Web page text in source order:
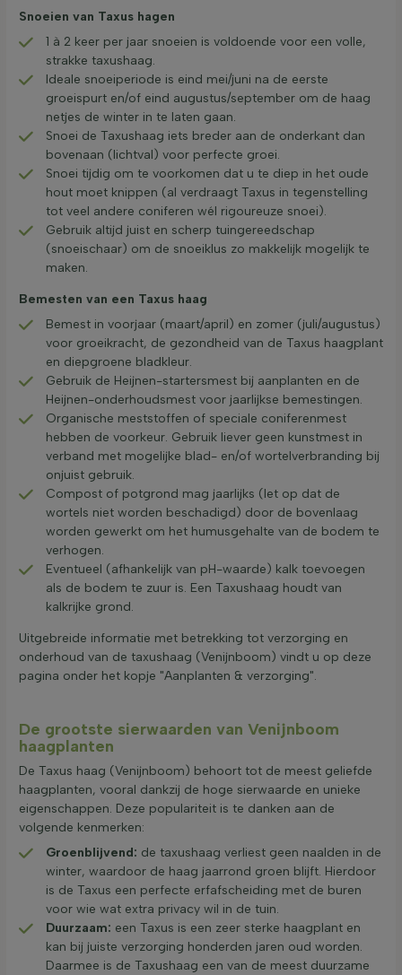
Snoeien van Taxus hagen
1 à 2 keer per jaar snoeien is voldoende voor een volle,
strakke taxushaag.
Ideale snoeiperiode is eind mei/juni na de eerste
groeispurt en/of eind augustus/september om de haag
netjes de winter in te laten gaan.
Snoei de Taxushaag iets breder aan de onderkant dan
bovenaan (lichtval) voor perfecte groei.
Snoei tijdig om te voorkomen dat u te diep in het oude
hout moet knippen (al verdraagt Taxus in tegenstelling
tot veel andere coniferen wél rigoureuze snoei).
Gebruik altijd juist en scherp tuingereedschap
(snoeischaar) om de snoeiklus zo makkelijk mogelijk te
maken.
Bemesten van een Taxus haag
Bemest in voorjaar (maart/april) en zomer (juli/augustus)
voor groeikracht, de gezondheid van de Taxus haagplant
en diepgroene bladkleur.
Gebruik de Heijnen-startersmest bij aanplanten en de
Heijnen-onderhoudsmest voor jaarlijkse bemestingen.
Organische meststoffen of speciale coniferenmest
hebben de voorkeur. Gebruik liever geen kunstmest in
verband met mogelijke blad- en/of wortelverbranding bij
onjuist gebruik.
Compost of potgrond mag jaarlijks (let op dat de
wortels niet worden beschadigd) door de bovenlaag
worden gewerkt om het humusgehalte van de bodem te
verhogen.
Eventueel (afhankelijk van pH-waarde) kalk toevoegen
als de bodem te zuur is. Een Taxushaag houdt van
kalkrijke grond.
Uitgebreide informatie met betrekking tot verzorging en
onderhoud van de taxushaag (Venijnboom) vindt u op deze
pagina onder het kopje "Aanplanten & verzorging".
De grootste sierwaarden van Venijnboom
haagplanten
De Taxus haag (Venijnboom) behoort tot de meest geliefde
haagplanten, vooral dankzij de hoge sierwaarde en unieke
eigenschappen. Deze populariteit is te danken aan de
volgende kenmerken:
Groenblijvend: de taxushaag verliest geen naalden in de
winter, waardoor de haag jaarrond groen blijft. Hierdoor
is de Taxus een perfecte erfafscheiding met de buren
voor wie wat extra privacy wil in de tuin.
Duurzaam: een Taxus is een zeer sterke haagplant en
kan bij juiste verzorging honderden jaren oud worden.
Daarmee is de Taxushaag een van de meest duurzame